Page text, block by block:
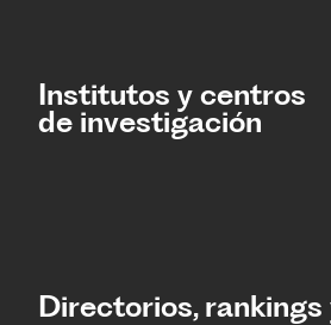
Institutos y centros
de investigación
Directorios,